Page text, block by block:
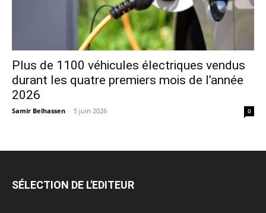
Plus de 1100 véhicules électriques vendus
durant les quatre premiers mois de l’année
2026
Samir Belhassen - 5 juin 2026 0
SÉLECTION DE L'EDITEUR